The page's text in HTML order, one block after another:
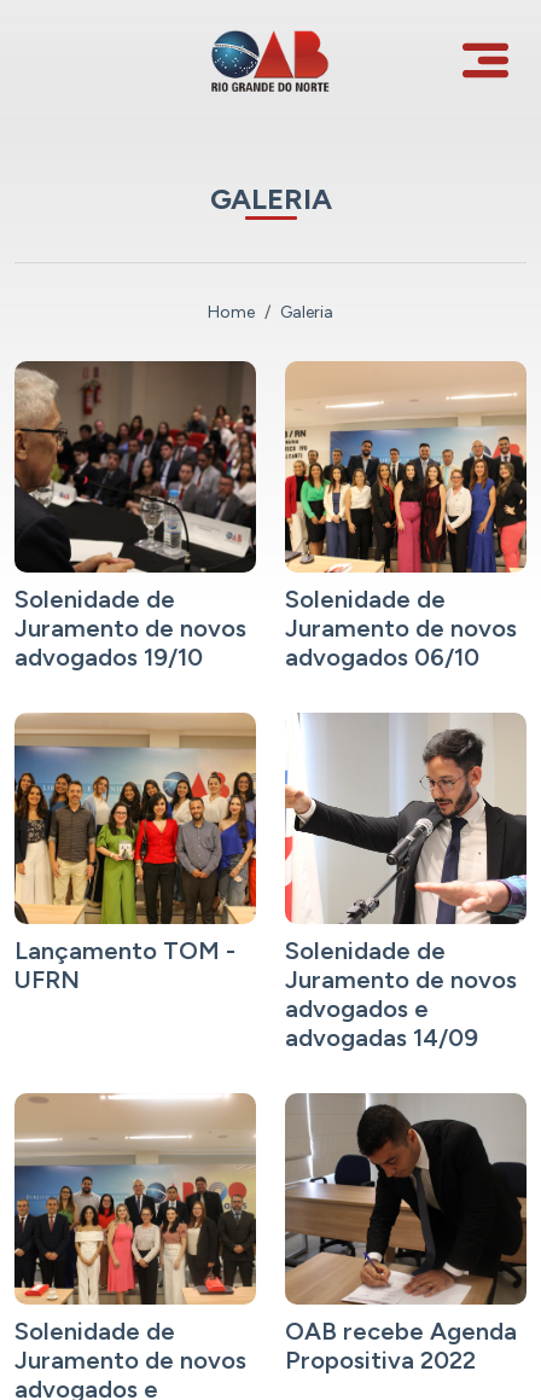
GALERIA
Home Galeria
Solenidade de
Juramento de novos
advogados 19/10
Solenidade de
Juramento de novos
advogados 06/10
Lançamento TOM -
UFRN
Solenidade de
Juramento de novos
advogados e
advogadas 14/09
Solenidade de
Juramento de novos
advogados e
OAB recebe Agenda
Propositiva 2022